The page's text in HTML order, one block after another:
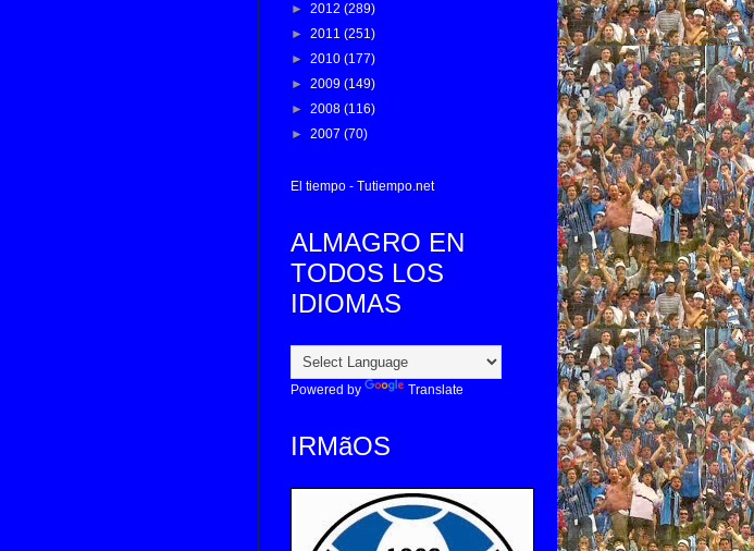
► 2012 (289)
► 2011 (251)
► 2010 (177)
► 2009 (149)
► 2008 (116)
► 2007 (70)
El tiempo - Tutiempo.net
ALMAGRO EN
TODOS LOS
IDIOMAS
Powered by Translate
IRMãOS